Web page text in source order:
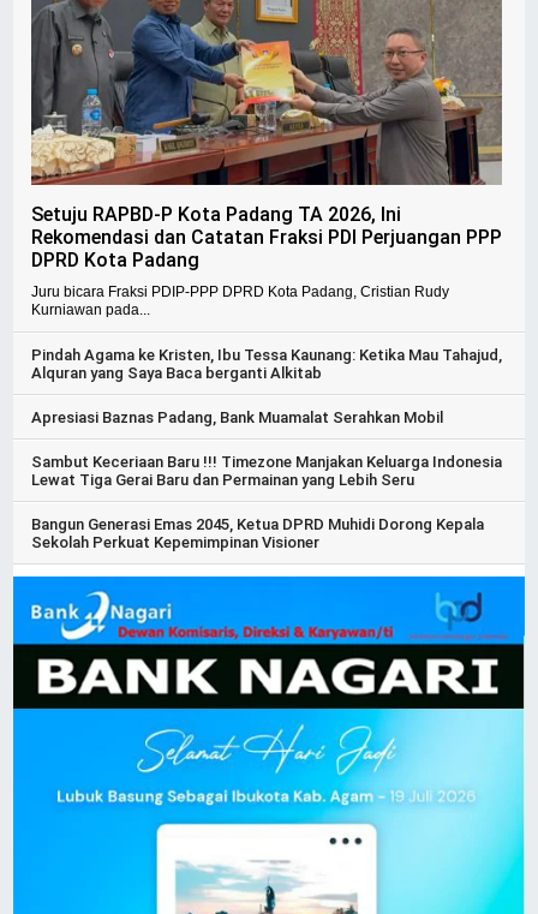
Setuju RAPBD-P Kota Padang TA 2026, Ini
Rekomendasi dan Catatan Fraksi PDI Perjuangan PPP
DPRD Kota Padang
Juru bicara Fraksi PDIP-PPP DPRD Kota Padang, Cristian Rudy
Kurniawan pada...
Pindah Agama ke Kristen, Ibu Tessa Kaunang: Ketika Mau Tahajud,
Alquran yang Saya Baca berganti Alkitab
Apresiasi Baznas Padang, Bank Muamalat Serahkan Mobil
Sambut Keceriaan Baru !!! Timezone Manjakan Keluarga Indonesia
Lewat Tiga Gerai Baru dan Permainan yang Lebih Seru
Bangun Generasi Emas 2045, Ketua DPRD Muhidi Dorong Kepala
Sekolah Perkuat Kepemimpinan Visioner